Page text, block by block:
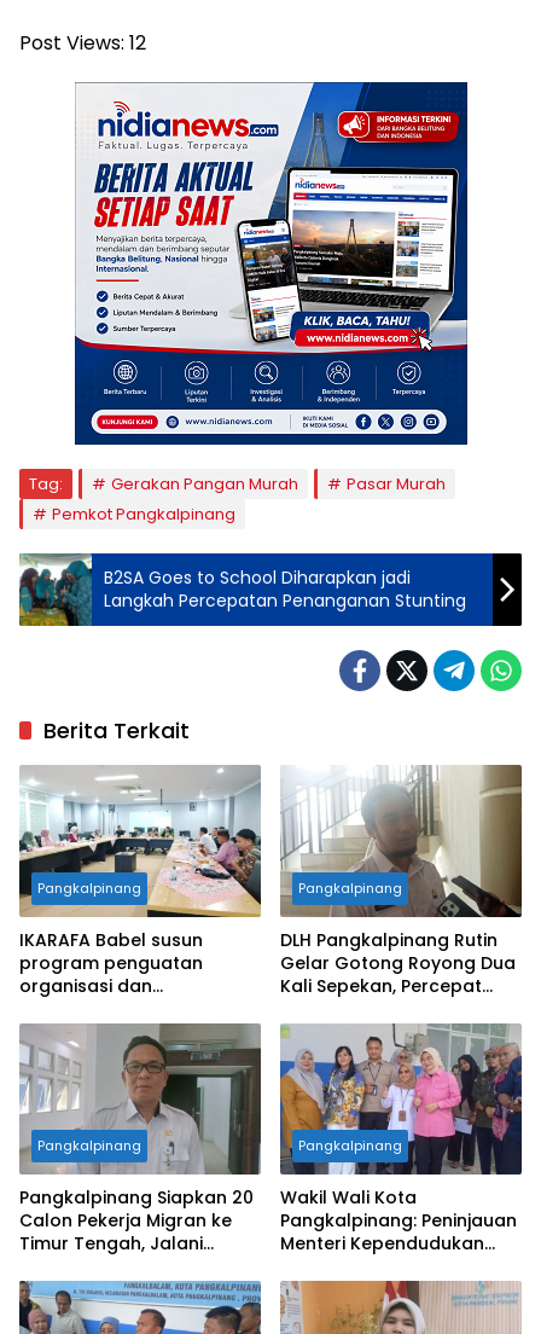
Post Views: 12
Tag: Gerakan Pangan Murah
Pasar Murah
Pemkot Pangkalpinang
B2SA Goes to School Diharapkan jadi
Langkah Percepatan Penanganan Stunting
Berita Terkait
Pangkalpinang
IKARAFA Babel susun
program penguatan
organisasi dan
Pangkalpinang
DLH Pangkalpinang Rutin
Gelar Gotong Royong Dua
Kali Sepekan, Percepat
Pangkalpinang
Pangkalpinang Siapkan 20
Calon Pekerja Migran ke
Timur Tengah, Jalani
Pangkalpinang
Wakil Wali Kota
Pangkalpinang: Peninjauan
Menteri Kependudukan
Standar Layanan MBG